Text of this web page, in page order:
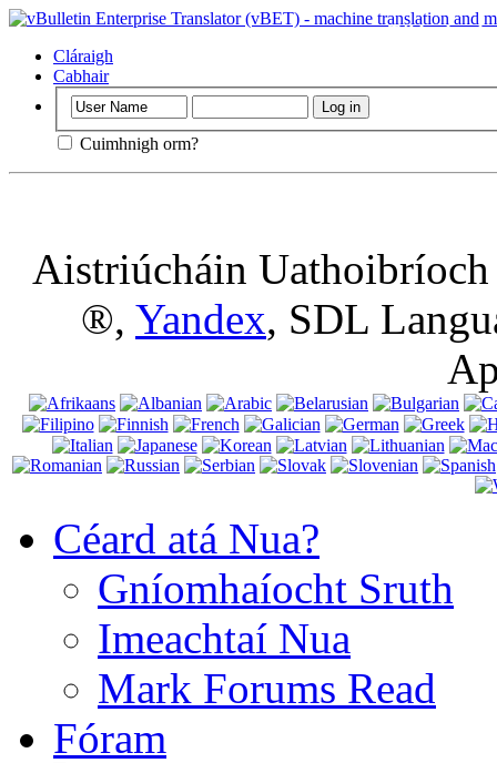
Tábhachtach:
Cláraigh
Cabhair
Cuimhnigh orm?
Aistriúcháin
®, Yandex, SDL
Céard atá Nua?
Gníomhaíocht Sruth
Imeachtaí Nua
Mark Forums Read
Fóram